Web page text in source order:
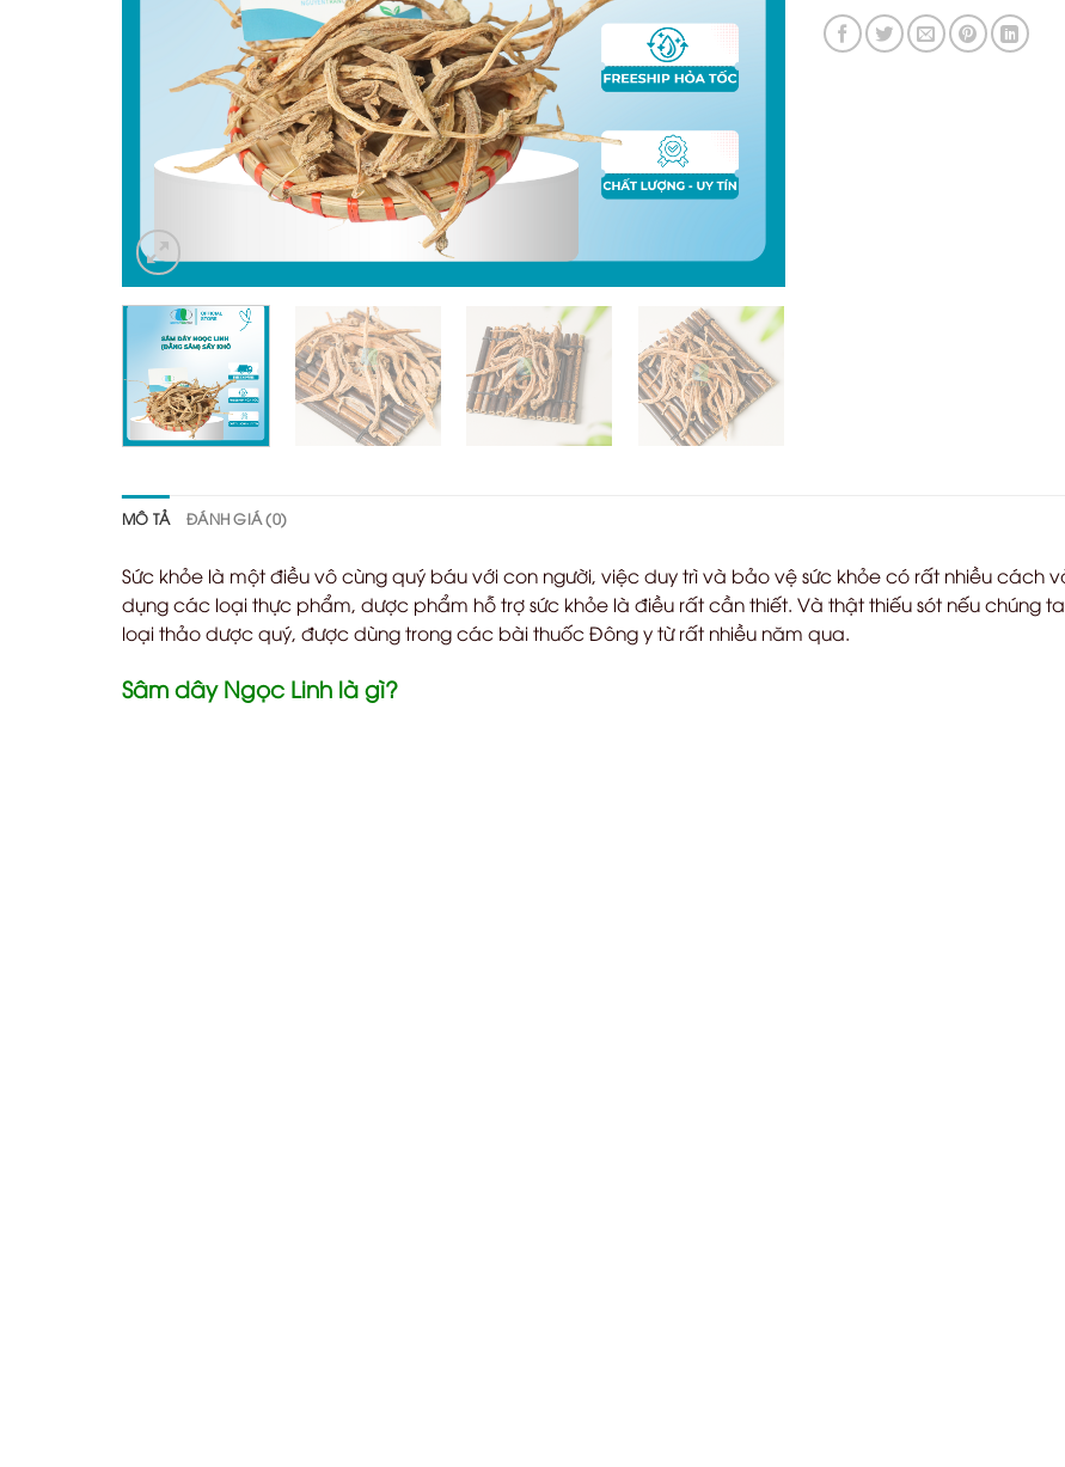
MÔ TẢ ĐÁNH GIÁ (0)
Sức khỏe là một điều vô cùng quý báu với con người, việc duy trì và bảo vệ sức khỏe có rất nhiều cách
dụng các loại thực phẩm, dược phẩm hỗ trợ sức khỏe là điều rất cần thiết. Và thật thiếu sót nếu chúng
loại thảo dược quý, được dùng trong các bài thuốc Đông y từ rất nhiều năm qua.
Sâm dây Ngọc Linh là gì?